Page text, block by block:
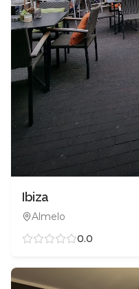
Ibiza
Almelo
0.0